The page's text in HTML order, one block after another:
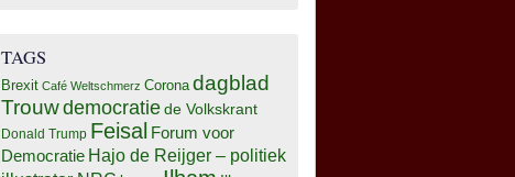
TAGS
Brexit Café Weltschmerz Corona dagblad
Trouwdemocratiede Volkskrant
Donald Trump Feisal Forum voor
Democratie Hajo de Reijger – politiek